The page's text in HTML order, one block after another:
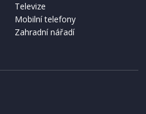
Televize
Mobilní telefony
Zahradní nářadí